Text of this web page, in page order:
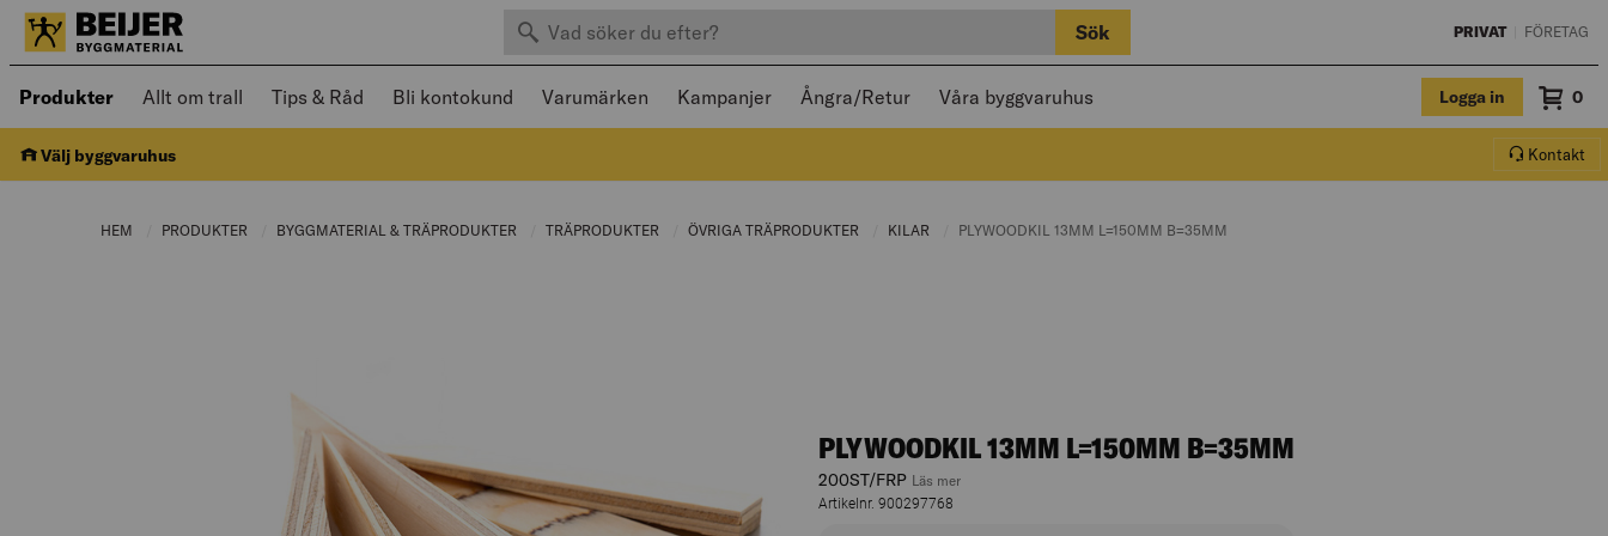
Sök efter produkter Sök PRIVAT FÖRETAG
Produkter Öppnad meny kan navigeras med piltangenter och stängas med Escape
Allt om trall Tips & Råd Bli kontokund Varumärken Kampanjer Ångra/Retur Våra byggvaruhus Logga in 0
Välj byggvaruhus Kontakt
HEM PRODUKTER CURRENT PAGE:
BYGGMATERIAL & TRÄPRODUKTER CURRENT PAGE:
TRÄPRODUKTER CURRENT PAGE:
ÖVRIGA TRÄPRODUKTER CURRENT PAGE:
KILAR CURRENT PAGE:
CURRENT PAGE:
PLYWOODKIL 13MM L=150MM B=35MM
PLYWOODKIL 13MM L=150MM B=35MM
200ST/FRP Läs mer
Artikelnr. 900297768